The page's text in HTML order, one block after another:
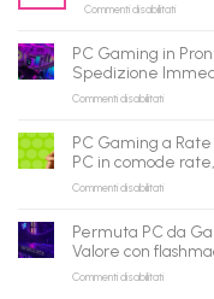
gli
AI:
il
tuo
assistente
può
fare
qui
Commenti disabilitatisu
la
B2B
per
PC Gaming in
Spedizione
Commenti disabilitatisu
Gaming
in
Pronta
Consegna
Nuovi
Spedizione
PC Gaming a
PC in comode
Commenti disabilitatisu
Gaming
Rate
Online:
Permuta PC da
Valore con
Commenti disabilitatisu